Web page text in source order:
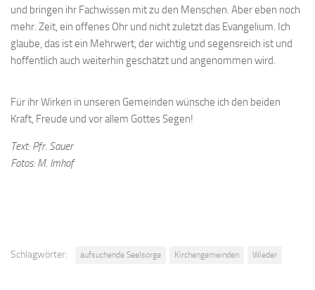
und bringen ihr Fachwissen mit zu den Menschen. Aber eben noch
mehr. Zeit, ein offenes Ohr und nicht zuletzt das Evangelium. Ich
glaube, das ist ein Mehrwert, der wichtig und segensreich ist und
hoffentlich auch weiterhin geschätzt und angenommen wird.
Für ihr Wirken in unseren Gemeinden wünsche ich den beiden
Kraft, Freude und vor allem Gottes Segen!
Text: Pfr. Sauer
Fotos: M. Imhof
Schlagwörter: aufsuchende Seelsorge Kirchengemeinden Wieder